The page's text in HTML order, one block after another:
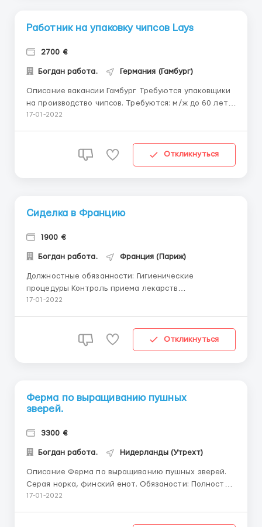
Работник на упаковку чипсов Lays
2700 €
Богдан работа. Германия (Гамбург)
Описание вакансии Гамбург Требуются упаковщики
на производство чипсов. Требуются: м/ж до 60 лет.
О/р и знание языка не требуются. Обязанности:
Погрузка Оплата: 12-15 евро/час....
17-01-2022
Откликнуться
Сиделка в Францию
1900 €
Богдан работа. Франция (Париж)
Должностные обязанности: Гигиенические
процедуры Контроль приема лекарств
Приготовление пищи Кормление пациента Уборка
обезательно. Возраст до 60 лет Приветствуется
наличие водительских прав Трудолюбивая,
17-01-2022
Откликнуться
Ферма по выращиванию пушных
зверей.
3300 €
Богдан работа. Нидерланды (Утрехт)
Описание Ферма по выращиванию пушных зверей.
Серая норка, финский енот. Обязаности: Полностью
уход за зверьками,вычёсывание, кормление,поение
17-01-2022